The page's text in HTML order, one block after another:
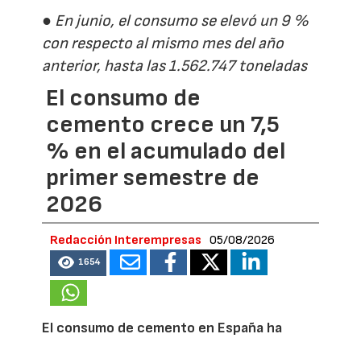
● En junio, el consumo se elevó un 9 %
con respecto al mismo mes del año
anterior, hasta las 1.562.747 toneladas
El consumo de
cemento crece un 7,5
% en el acumulado del
primer semestre de
2026
Redacción Interempresas 05/08/2026
1654
El consumo de cemento en España ha